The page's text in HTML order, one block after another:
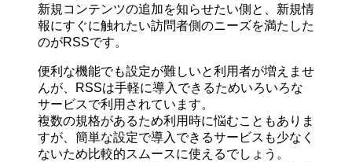
新規コンテンツの追加を知らせたい側と、新規情
報にすぐに触れたい訪問者側のニーズを満たした
のがRSSです。
便利な機能でも設定が難しいと利用者が増えませ
んが、RSSは手軽に導入できるためいろいろな
サービスで利用されています。
複数の規格があるため利用時に悩むこともありま
すが、簡単な設定で導入できるサービスも少なく
ないため比較的スムースに使えるでしょう。